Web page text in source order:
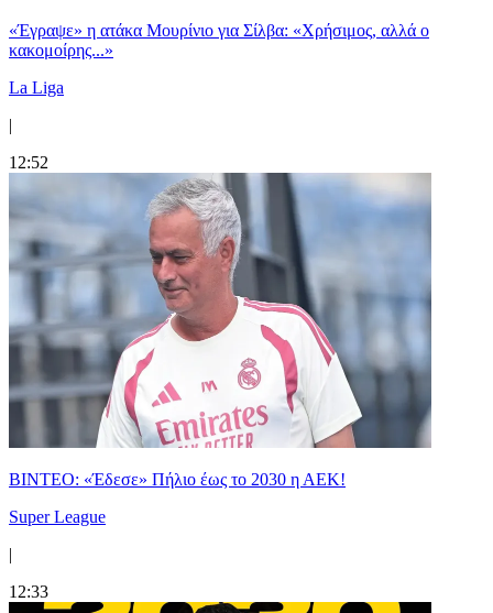
«Έγραψε» η ατάκα Μουρίνιο για Σίλβα: «Χρήσιμος, αλλά ο
κακομοίρης...»
La Liga
|
12:52
ΒΙΝΤΕΟ: «Έδεσε» Πήλιο έως το 2030 η ΑΕΚ!
Super League
|
12:33